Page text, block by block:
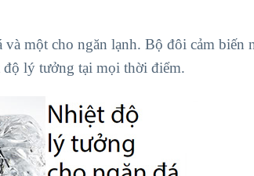
một cho ngăn lạnh. Bộ đôi cảm biến
lý tưởng tại mọi thời điểm.